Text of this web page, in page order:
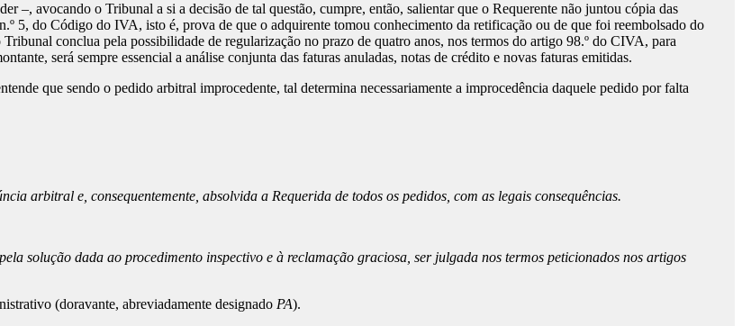
–, avocando o Tribunal a si a decisão de tal questão, cumpre, então, salientar que o Requerente não juntou cópia das
5, do Código do IVA, isto é, prova de que o adquirente tomou conhecimento da retificação ou de que foi reembolsado do
conclua pela possibilidade de regularização no prazo de quatro anos, nos termos do artigo 98.º do CIVA, para
será sempre essencial a análise conjunta das faturas anuladas, notas de crédito e novas faturas emitidas.
que sendo o pedido arbitral improcedente, tal determina necessariamente a improcedência daquele pedido por falta
arbitral e, consequentemente, absolvida a Requerida de todos os pedidos, com as legais consequências.
solução dada ao procedimento inspectivo e à reclamação graciosa, ser julgada nos termos peticionados nos artigos
(doravante, abreviadamente designado PA).